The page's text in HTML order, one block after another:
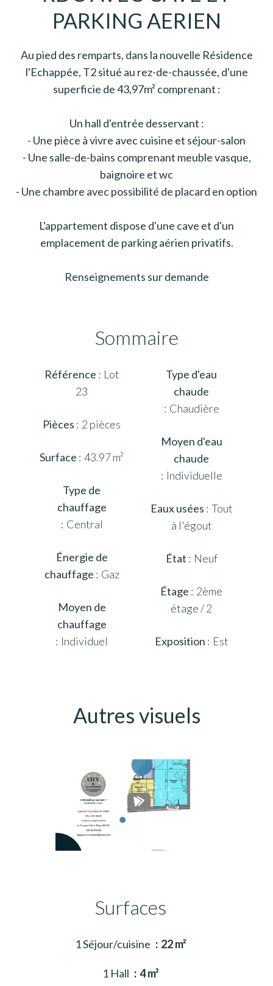
PARKING AERIEN
Au pied des remparts, dans la nouvelle Résidence
l'Echappée, T2 situé au rez-de-chaussée, d'une
superficie de 43,97m² comprenant :
Un hall d'entrée desservant :
- Une pièce à vivre avec cuisine et séjour-salon
- Une salle-de-bains comprenant meuble vasque,
baignoire et wc
- Une chambre avec possibilité de placard en option
L'appartement dispose d'une cave et d'un
emplacement de parking aérien privatifs.
Renseignements sur demande
Sommaire
Référence
Lot
23
Pièces 2 pièces
Surface 43.97 m²
Type de
chauffage
Central
Énergie de
chauffage
Gaz
Moyen de
chauffage
Individuel
Type d'eau
chaude
Chaudière
Moyen d'eau
chaude
Individuelle
Eaux usées Tout
à l'égout
État Neuf
Étage
2ème
étage / 2
Exposition Est
Autres visuels
Surfaces
1 Séjour/cuisine 22 m²
1 Hall 4 m²